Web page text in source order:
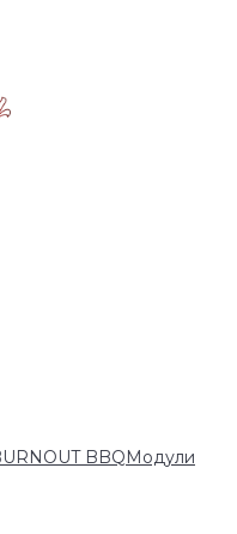
BBQМодули